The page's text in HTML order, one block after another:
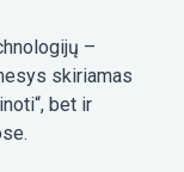
–
skiriamas
bet ir